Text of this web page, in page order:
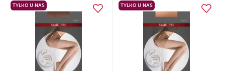
TYLKO U NAS TYLKO U NAS